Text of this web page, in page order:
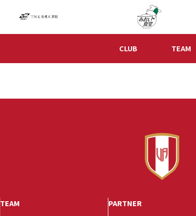
CLUB TEAM
TEAM PARTNER